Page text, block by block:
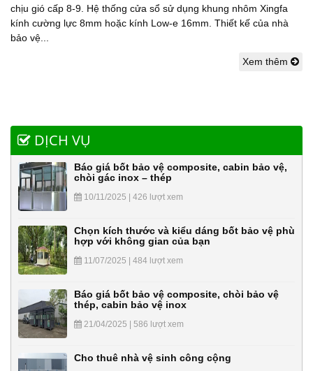
chịu gió cấp 8-9. Hệ thống cửa sổ sử dụng khung nhôm Xingfa
kính cường lực 8mm hoặc kính Low-e 16mm. Thiết kế của nhà
bảo vệ...
Xem thêm
DỊCH VỤ
Báo giá bốt bảo vệ composite, cabin bảo vệ,
chòi gác inox – thép
10/11/2025 | 426 lượt xem
Chọn kích thước và kiểu dáng bốt bảo vệ phù
hợp với không gian của bạn
11/07/2025 | 484 lượt xem
Báo giá bốt bảo vệ composite, chòi bảo vệ
thép, cabin bảo vệ inox
21/04/2025 | 586 lượt xem
Cho thuê nhà vệ sinh công cộng